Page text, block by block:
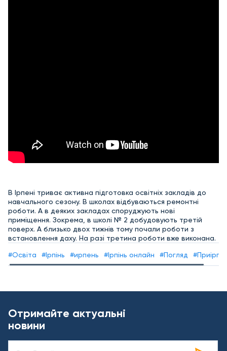
В Ірпені триває активна підготовка освітніх закладів до
навчального сезону. В школах відбуваються ремонтні
роботи. А в деяких закладах споруджують нові
приміщення. Зокрема, в школі № 2 добудовують третій
поверх. А близько двох тижнів тому почали роботи з
встановлення даху. На разі третина роботи вже виконана.
#Освіта #Ірпінь #ирпень #Ірпінь онлайн #Погляд
Отримайте актуальні
новини